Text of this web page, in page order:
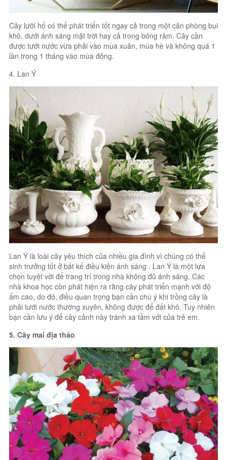
Cây lưỡi hổ có thể phát triển tốt ngay cả trong một căn phòng bụi
khô, dưới ánh sáng mặt trời hay cả trong bóng râm. Cây cần
được tưới nước vừa phải vào mùa xuân, mùa hè và không quá 1
lần trong 1 tháng vào mùa đông.
4. Lan Ý
Lan Ý là loài cây yêu thích của nhiều gia đình vì chúng có thể
sinh trưởng tốt ở bất kể điều kiện ánh sáng . Lan Ý là một lựa
chọn tuyệt vời để trang trí trong nhà không đủ ánh sáng. Các
nhà khoa học còn phát hiện ra rằng cây phát triển mạnh với độ
ẩm cao, do đó, điều quan trọng bạn cần chú ý khi trồng cây là
phải tưới nước thường xuyên, không được để đất khô. Tuy nhiên
bạn cần lưu ý để cây cảnh này tránh xa tầm với của trẻ em.
5. Cây mai địa thảo